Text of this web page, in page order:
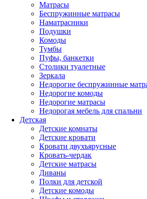
Матрасы
Беспружинные матрасы
Наматрасники
Подушки
Комоды
Тумбы
Пуфы, банкетки
Столики туалетные
Зеркала
Недорогие беспружинные
Недорогие комоды
Недорогие матрасы
Недорогая мебель для спальни
Детская
Детские комнаты
Детские кровати
Кровати двухъярусные
Кровать-чердак
Детские матрасы
Диваны
Полки для детской
Детские комоды